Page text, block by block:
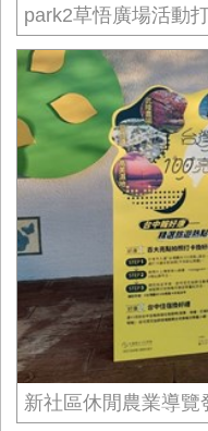
park2草悟廣場活動
新社區休閒農業導